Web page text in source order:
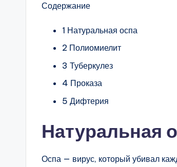
Содержание
1 Натуральная оспа
2 Полиомиелит
3 Туберкулез
4 Проказа
5 Дифтерия
Натуральная
Оспа — вирус, который убивал